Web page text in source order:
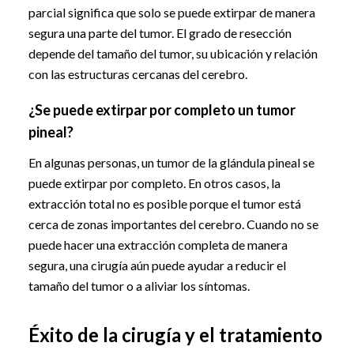
parcial significa que solo se puede extirpar de manera
segura una parte del tumor. El grado de resección
depende del tamaño del tumor, su ubicación y relación
con las estructuras cercanas del cerebro.
¿Se puede extirpar por completo un tumor
pineal?
En algunas personas, un tumor de la glándula pineal se
puede extirpar por completo. En otros casos, la
extracción total no es posible porque el tumor está
cerca de zonas importantes del cerebro. Cuando no se
puede hacer una extracción completa de manera
segura, una cirugía aún puede ayudar a reducir el
tamaño del tumor o a aliviar los síntomas.
Éxito de la cirugía y el tratamiento